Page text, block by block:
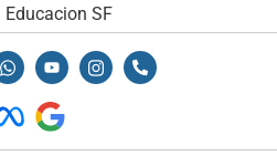
Educacion SF